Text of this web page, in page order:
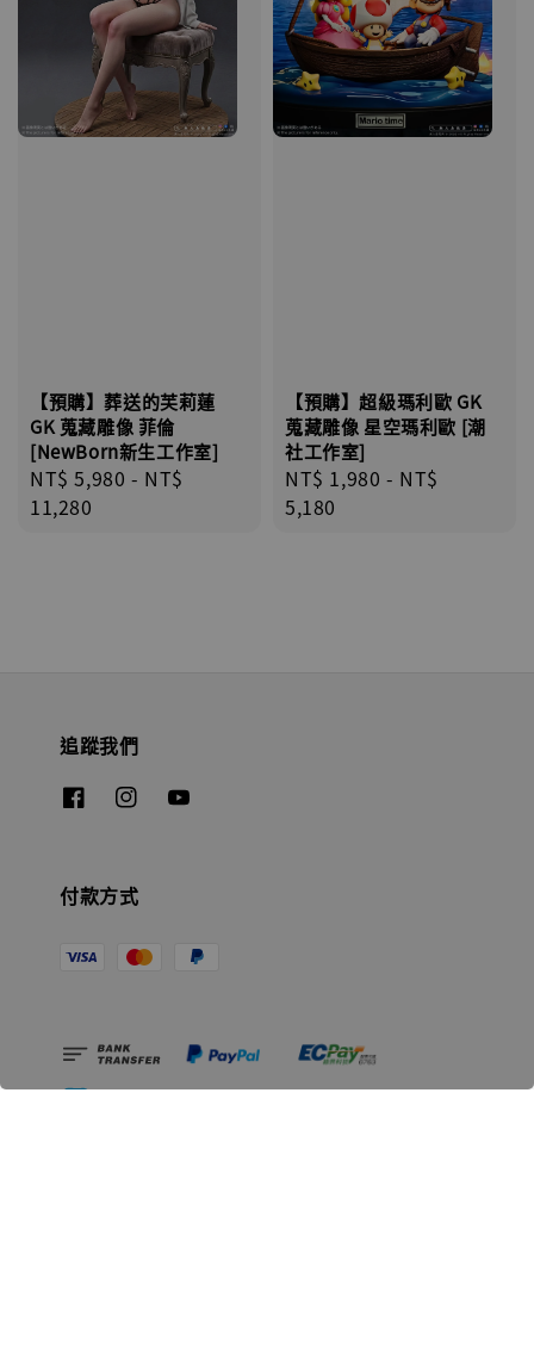
【預購】葬送的芙莉蓮
GK 蒐藏雕像 菲倫
[NewBorn新生工作室]
Regular
price
NT$ 5,980 - NT$
11,280
【預購】超級瑪利歐 GK
蒐藏雕像 星空瑪利歐 [潮
社工作室]
Regular
price
NT$ 1,980 - NT$
5,180
追蹤我們
付款方式